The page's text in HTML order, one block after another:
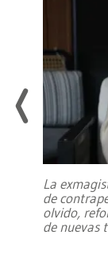
La
de
olvido,
de nuevas